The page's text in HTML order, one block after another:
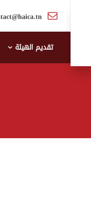
تقديم الهيئة